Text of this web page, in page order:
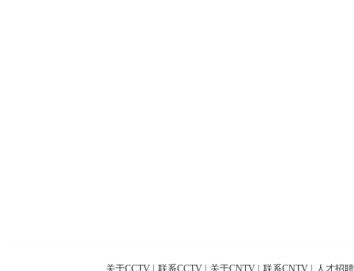
关于CCTV | 联系CCTV | 关于CNTV | 联系CNTV | 人才招聘